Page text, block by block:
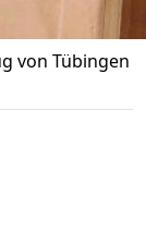
von Tübingen